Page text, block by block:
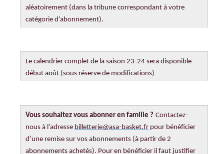
aléatoirement (dans la tribune correspondant à votre
catégorie d’abonnement).
Le calendrier complet de la saison 23-24 sera disponible
début août (sous réserve de modifications)
Vous souhaitez vous abonner en famille ? Contactez-
nous à l’adresse billetterie@asa-basket.fr pour bénéficier
d’une remise sur vos abonnements (à partir de 2
abonnements achetés). Pour en bénéficier il faut justifier